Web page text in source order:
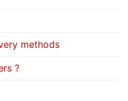
methods
?